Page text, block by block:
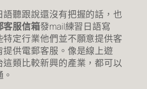
語聽跟說還沒有把握的話，也
客服信箱發mail練習日語寫
特定行業他們並不願意提供客
提供電郵客服。像是線上遊
這類比較新興的產業，都可以